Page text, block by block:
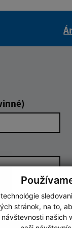
stránok, na to,